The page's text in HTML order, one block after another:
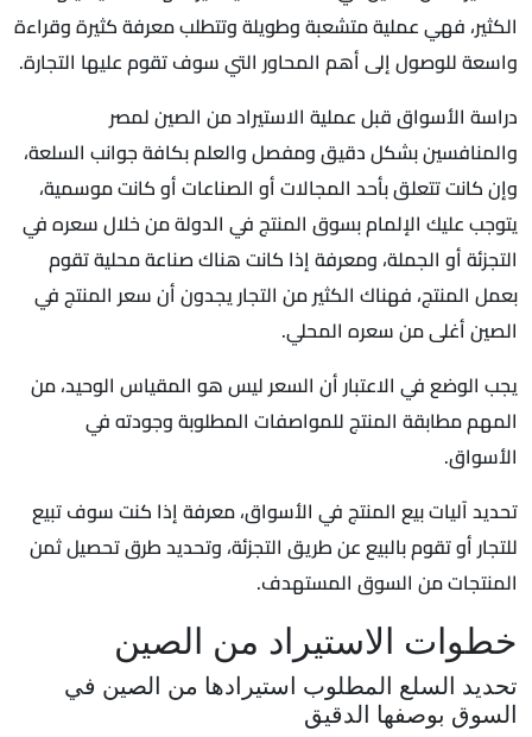
الكثير، فهي عملية متشعبة وطويلة وتتطلب معرفة كثيرة وقراءة
واسعة للوصول إلى أهم المحاور التي سوف تقوم عليها التجارة.
دراسة الأسواق قبل عملية الاستيراد من الصين لمصر
والمنافسين بشكل دقيق ومفصل والعلم بكافة جوانب السلعة،
وإن كانت تتعلق بأحد المجالات أو الصناعات أو كانت موسمية،
يتوجب عليك الإلمام بسوق المنتج في الدولة من خلال سعره في
التجزئة أو الجملة، ومعرفة إذا كانت هناك صناعة محلية تقوم
بعمل المنتج، فهناك الكثير من التجار يجدون أن سعر المنتج في
الصين أغلى من سعره المحلي.
يجب الوضع في الاعتبار أن السعر ليس هو المقياس الوحيد، من
المهم مطابقة المنتج للمواصفات المطلوبة وجودته في
الأسواق.
تحديد آليات بيع المنتج في الأسواق، معرفة إذا كنت سوف تبيع
للتجار أو تقوم بالبيع عن طريق التجزئة، وتحديد طرق تحصيل ثمن
المنتجات من السوق المستهدف.
خطوات الاستيراد من الصين
تحديد السلع المطلوب استيرادها من الصين في
السوق بوصفها الدقيق